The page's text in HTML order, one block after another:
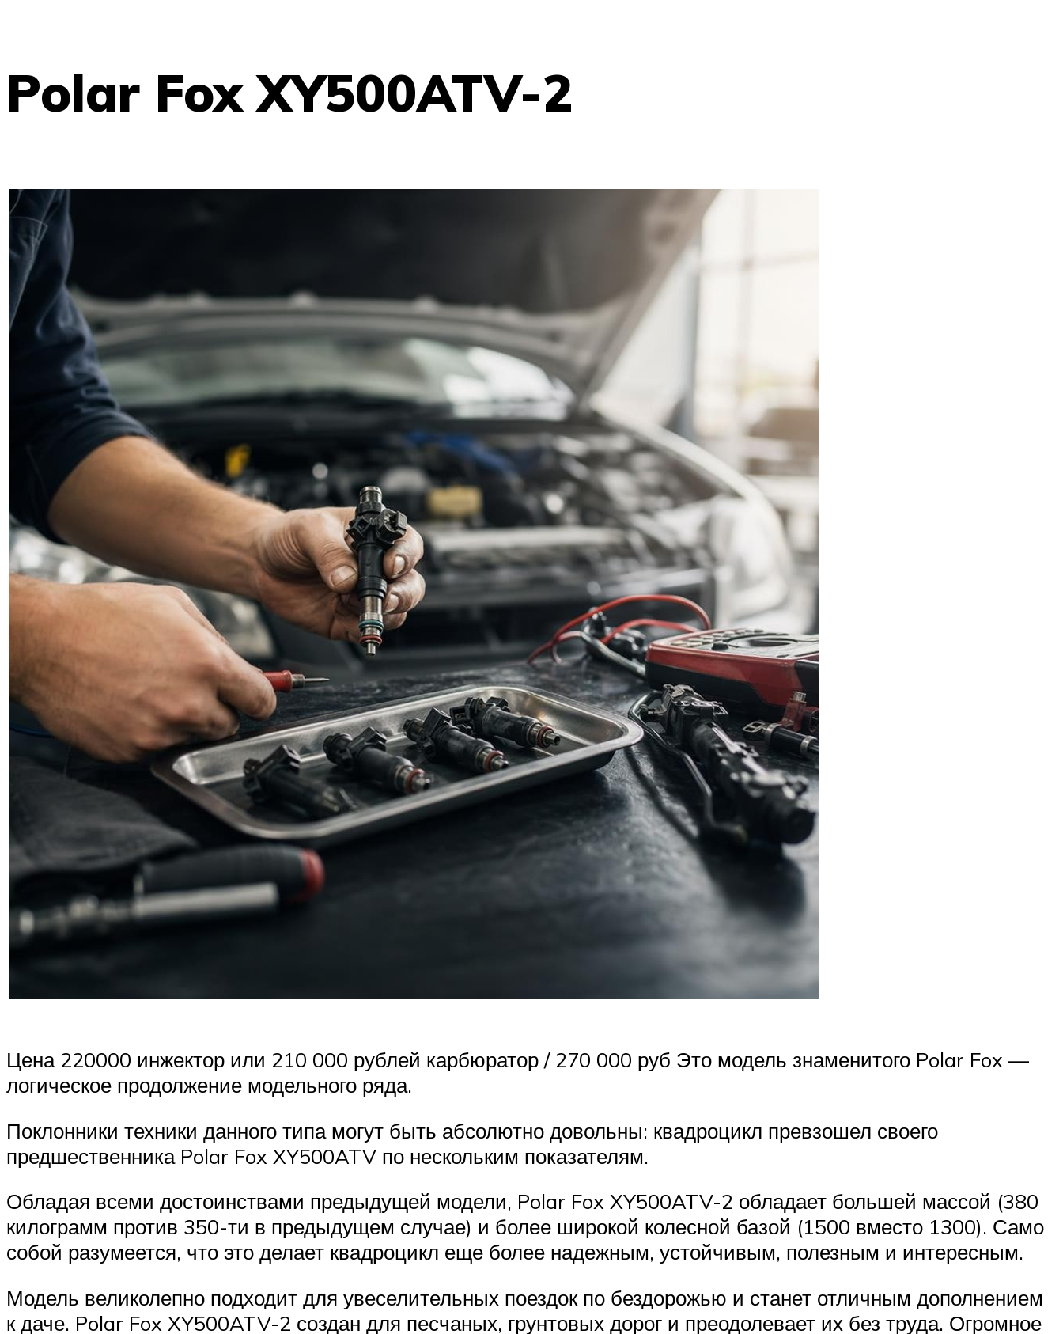
Polar Fox XY500ATV-2
Цена 220000 инжектор или 210 000 рублей карбюратор / 270 000 руб Это модель знаменитого Polar Fox —
логическое продолжение модельного ряда.
Поклонники техники данного типа могут быть абсолютно довольны: квадроцикл превзошел своего
предшественника Polar Fox XY500ATV по нескольким показателям.
Обладая всеми достоинствами предыдущей модели, Polar Fox XY500ATV-2 обладает большей массой (380
килограмм против 350-ти в предыдущем случае) и более широкой колесной базой (1500 вместо 1300). Само
собой разумеется, что это делает квадроцикл еще более надежным, устойчивым, полезным и интересным.
Модель великолепно подходит для увеселительных поездок по бездорожью и станет отличным дополнением
к даче. Polar Fox XY500ATV-2 создан для песчаных, грунтовых дорог и преодолевает их без труда. Огромное